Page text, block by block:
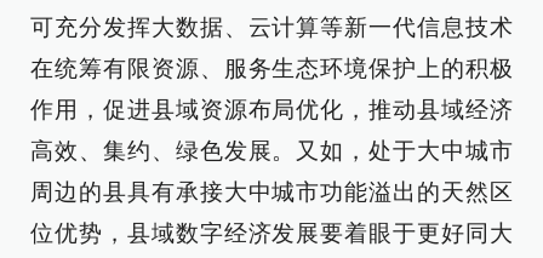
可充分发挥大数据、云计算等新一代信息技术
在统筹有限资源、服务生态环境保护上的积极
作用，促进县域资源布局优化，推动县域经济
高效、集约、绿色发展。又如，处于大中城市
周边的县具有承接大中城市功能溢出的天然区
位优势，县域数字经济发展要着眼于更好同大